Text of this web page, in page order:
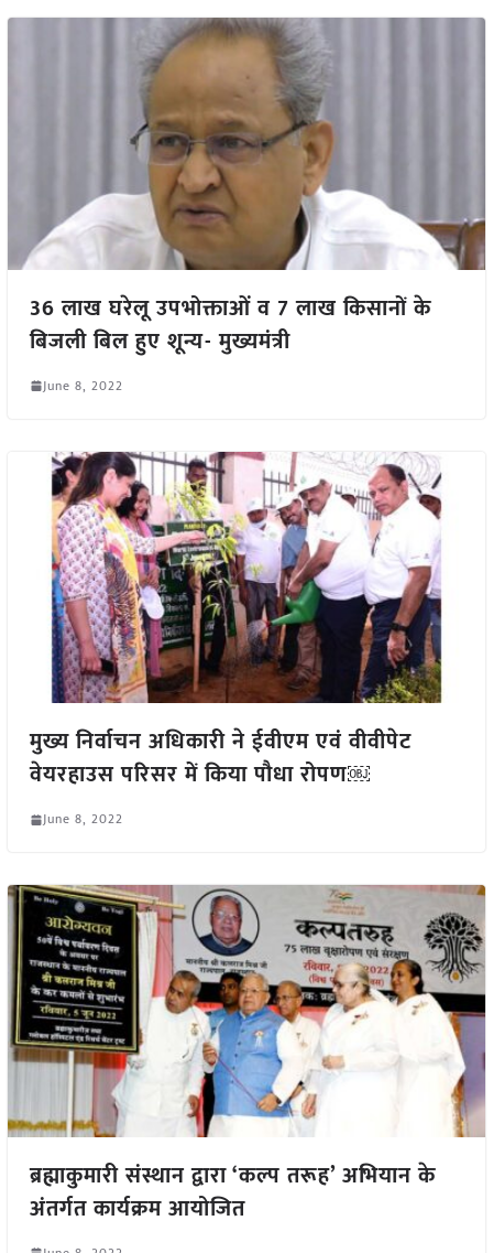
36 लाख घरेलू उपभोक्ताओं व 7 लाख किसानों के
बिजली बिल हुए शून्य- मुख्यमंत्री
June 8, 2022
मुख्य निर्वाचन अधिकारी ने ईवीएम एवं वीवीपेट
वेयरहाउस परिसर में किया पौधा रोपण￼
June 8, 2022
ब्रह्माकुमारी संस्थान द्वारा ‘कल्प तरूह’ अभियान के
अंतर्गत कार्यक्रम आयोजित